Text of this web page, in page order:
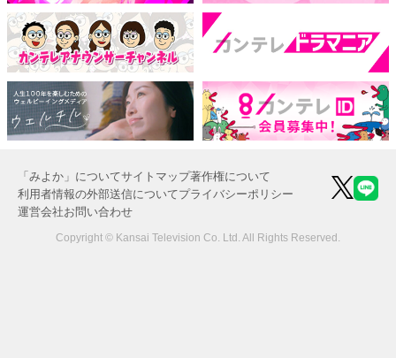
「みよか」についてサイトマップ著作権について
利用者情報の外部送信についてプライバシーポリシー
運営会社お問い合わせ
Copyright © Kansai Television Co. Ltd. All Rights Reserved.